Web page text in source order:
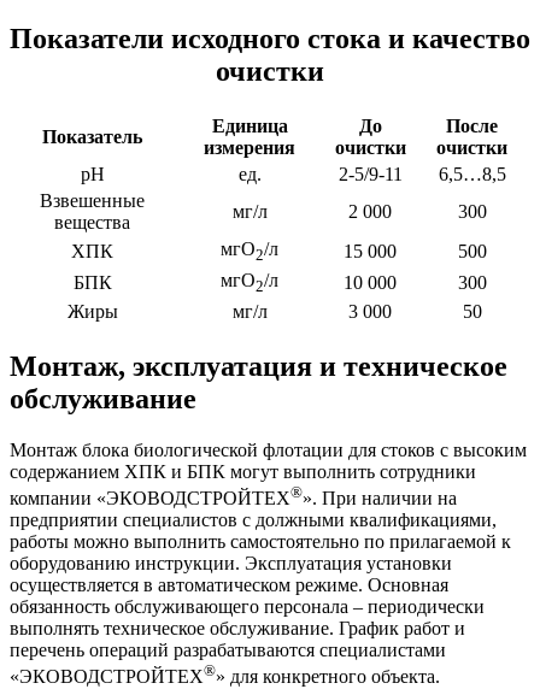
Показатели исходного стока и качество
очистки
Показатель
Единица
измерения
До
очистки
После
очистки
рН
ед. 2-5/9-11
6,5…8,5
Взвешенные
вещества
мг/л 2 000
300
ХПК
мгО2/л 15 000
500
БПК
мгО2/л 10 000
300
Жиры
мг/л 3 000 50
Монтаж, эксплуатация и техническое
обслуживание
Монтаж блока биологической флотации для стоков с высоким
содержанием ХПК и БПК могут выполнить сотрудники
компании «ЭКОВОДСТРОЙТЕХ®». При наличии на
предприятии специалистов с должными квалификациями,
работы можно выполнить самостоятельно по прилагаемой к
оборудованию инструкции. Эксплуатация установки
осуществляется в автоматическом режиме. Основная
обязанность обслуживающего персонала – периодически
выполнять техническое обслуживание. График работ и
перечень операций разрабатываются специалистами
«ЭКОВОДСТРОЙТЕХ®» для конкретного объекта.